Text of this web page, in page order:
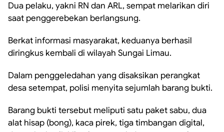
Dua pelaku, yakni RN dan ARL, sempat melarikan diri
saat penggerebekan berlangsung.
Berkat informasi masyarakat, keduanya berhasil
diringkus kembali di wilayah Sungai Limau.
Dalam penggeledahan yang disaksikan perangkat
desa setempat, polisi menyita sejumlah barang bukti.
Barang bukti tersebut meliputi satu paket sabu, dua
alat hisap (bong), kaca pirek, tiga timbangan digital,